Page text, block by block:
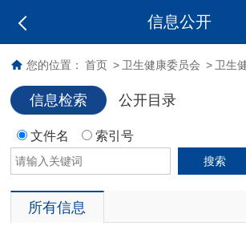
信息公开
您的位置： 首页 > 卫生健康委员会 > 卫生
信息检索 公开目录
文件名 索引号
搜索
所有信息